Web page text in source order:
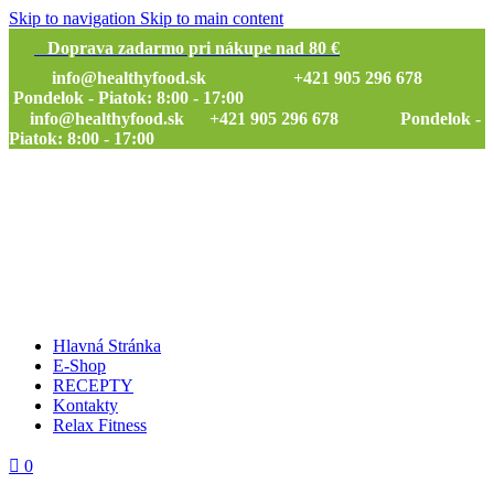
Skip to navigation Skip to main content
Doprava zadarmo pri nákupe nad 80 €
info@healthyfood.sk
+421 905 296 678
Pondelok - Piatok: 8:00 - 17:00
info@healthyfood.sk
+421 905 296 678 Pondelok -
Piatok: 8:00 - 17:00
Hlavná Stránka
E-Shop
RECEPTY
Kontakty
Relax Fitness
0